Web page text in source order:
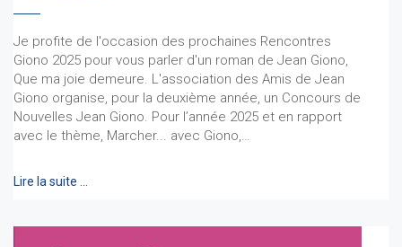
Je profite de l'occasion des prochaines Rencontres
Giono 2025 pour vous parler d'un roman de Jean Giono,
Que ma joie demeure. L'association des Amis de Jean
Giono organise, pour la deuxième année, un Concours de
Nouvelles Jean Giono. Pour l’année 2025 et en rapport
avec le thème, Marcher... avec Giono,…
Lire la suite …